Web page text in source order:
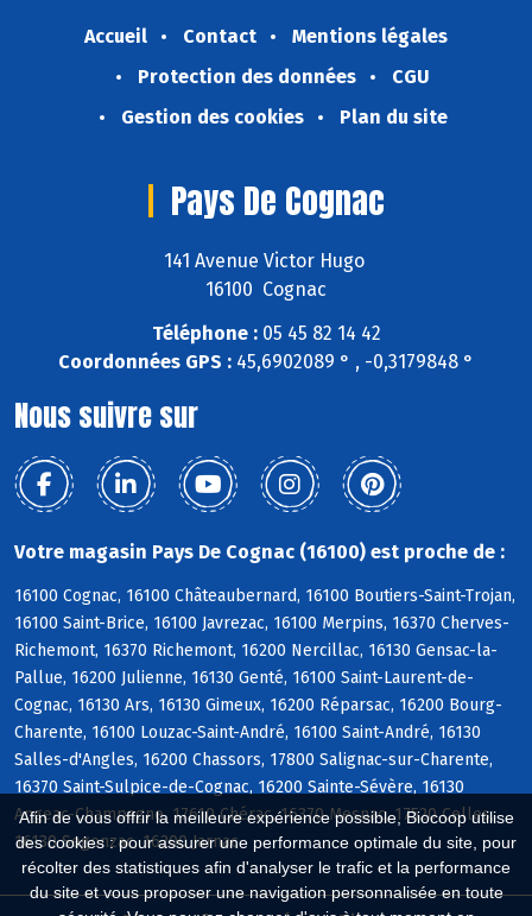
Afin de vous offrir la meilleure expérience possible, Biocoop utilise
des cookies : pour assurer une performance optimale du site, pour
récolter des statistiques afin d'analyser le trafic et la performance
du site et vous proposer une navigation personnalisée en toute
Accueil Contact
Mentions légales
Protection des données
CGU
Gestion des cookies
Plan du site
Pays De Cognac
141 Avenue Victor Hugo
16100 Cognac
Téléphone :05 45 82 14 42
Coordonnées GPS : 45,6902089 ° , -0,3179848 °
Nous suivre sur
Votre magasin Pays De Cognac (16100) est proche de :
16100 Cognac, 16100 Châteaubernard, 16100 Boutiers-Saint-Trojan,
16100 Saint-Brice, 16100 Javrezac, 16100 Merpins, 16370 Cherves-
Richemont, 16370 Richemont, 16200 Nercillac, 16130 Gensac-la-
Pallue, 16200 Julienne, 16130 Genté, 16100 Saint-Laurent-de-
Cognac, 16130 Ars, 16130 Gimeux, 16200 Réparsac, 16200 Bourg-
Charente, 16100 Louzac-Saint-André, 16100 Saint-André, 16130
Salles-d'Angles, 16200 Chassors, 17800 Salignac-sur-Charente,
16370 Saint-Sulpice-de-Cognac, 16200 Sainte-Sévère, 16130
Angeac-Champagne, 17610 Chérac, 16370 Mesnac, 17520 Celles,
16130 Segonzac, 16200 Jarnac